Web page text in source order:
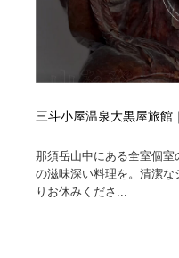
三斗小屋温泉大黒屋旅館
那須岳山中にある全室個室
の滋味深い料理を。清潔な
りお休みくださ...